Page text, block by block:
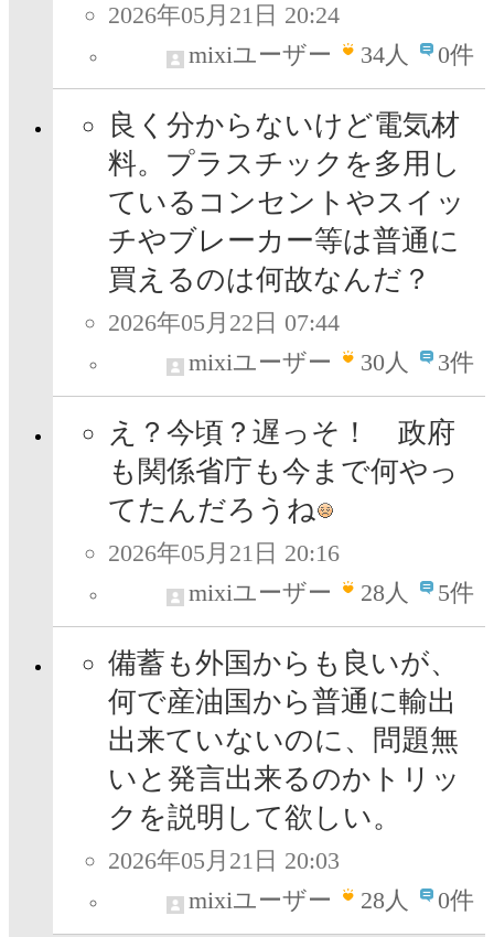
2026年05月21日 20:24
mixiユーザー
34人 0件
良く分からないけど電気材
料。プラスチックを多用し
ているコンセントやスイッ
チやブレーカー等は普通に
買えるのは何故なんだ？
2026年05月22日 07:44
mixiユーザー
30人 3件
え？今頃？遅っそ！ 政府
も関係省庁も今まで何やっ
てたんだろうね
2026年05月21日 20:16
mixiユーザー
28人 5件
備蓄も外国からも良いが、
何で産油国から普通に輸出
出来ていないのに、問題無
いと発言出来るのかトリッ
クを説明して欲しい。
2026年05月21日 20:03
mixiユーザー
28人 0件